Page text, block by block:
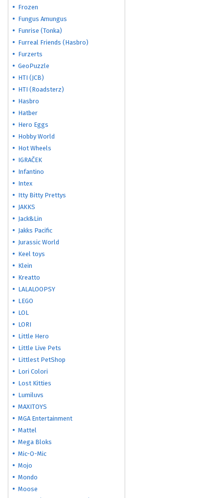
Frozen
Fungus Amungus
Funrise (Tonka)
Furreal Friends (Hasbro)
Furzerts
GeoPuzzle
HTI (JCB)
HTI (Roadsterz)
Hasbro
Hatber
Hero Eggs
Hobby World
Hot Wheels
IGRAČEK
Infantino
Intex
Itty Bitty Prettys
JAKKS
Jack&Lin
Jakks Pacific
Jurassic World
Keel toys
Klein
Kreatto
LALALOOPSY
LEGO
LOL
LORI
Little Hero
Little Live Pets
Littlest PetShop
Lori Colori
Lost Kitties
Lumiluvs
MAXITOYS
MGA Entertainment
Mattel
Mega Bloks
Mic-O-Mic
Mojo
Mondo
Moose